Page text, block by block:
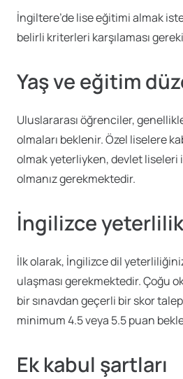
İngiltere’de lise eğitimi almak
belirli kriterleri karşılaması
Yaş ve eğitim
Uluslararası öğrenciler,
olmaları beklenir. Özel liselere
olmak yeterliyken, devlet liseleri
olmanız gerekmektedir.
İngilizce yeterlilik
İlk olarak, İngilizce dil
ulaşması gerekmektedir. Çoğu
bir sınavdan geçerli bir skor
minimum 4.5 veya 5.5 puan
Ek kabul şartları